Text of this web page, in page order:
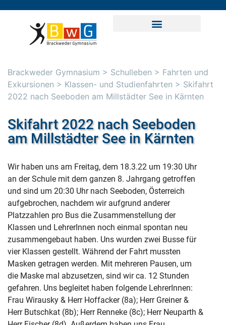
Brackweder Gymnasium > Schulleben > Fahrten und
Exkursionen > Klassen- und Studienfahrten > Skifahrt
2022 nach Seeboden am Millstädter See in Kärnten
Skifahrt 2022 nach Seeboden
am Millstädter See in Kärnten
Wir haben uns am Freitag, dem 18.3.22 um 19:30 Uhr
an der Schule mit dem ganzen 8. Jahrgang getroffen
und sind um 20:30 Uhr nach Seeboden, Österreich
aufgebrochen, nachdem wir aufgrund anderer
Platzzahlen pro Bus die Zusammenstellung der
Klassen und LehrerInnen noch einmal spontan neu
zusammengebaut haben. Uns wurden zwei Busse für
vier Klassen gestellt. Während der Fahrt mussten
Masken getragen werden. Mit mehreren Pausen, um
die Maske mal abzusetzen, sind wir ca. 12 Stunden
gefahren. Uns begleitet haben folgende LehrerInnen:
Frau Wirausky & Herr Hoffacker (8a); Herr Greiner &
Herr Butschkat (8b); Herr Renneke (8c); Herr Neuparth &